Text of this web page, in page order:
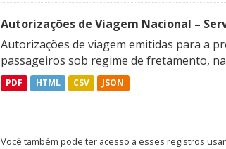
Autorizações de Viagem Nacional –
Autorizações de viagem emitidas para a
passageiros sob regime de fretamento,
PDF HTML CSV JSON
Você também pode ter acesso a esses registros